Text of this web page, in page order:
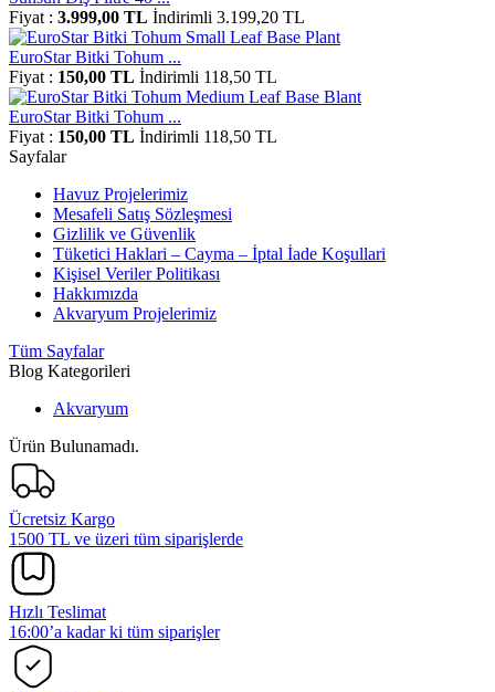
Fiyat : 3.999,00 TL İndirimli 3.199,20 TL
EuroStar Bitki Tohum ...
Fiyat : 150,00 TL İndirimli 118,50 TL
EuroStar Bitki Tohum ...
Fiyat : 150,00 TL İndirimli 118,50 TL
Sayfalar
Havuz Projelerimiz
Mesafeli Satış Sözleşmesi
Gizlilik ve Güvenlik
Tüketici Haklari – Cayma – İptal İade Koşullari
Kişisel Veriler Politikası
Hakkımızda
Akvaryum Projelerimiz
Tüm Sayfalar
Blog Kategorileri
Akvaryum
Ürün Bulunamadı.
Ücretsiz Kargo
1500 TL ve üzeri tüm siparişlerde
Hızlı Teslimat
16:00’a kadar ki tüm siparişler